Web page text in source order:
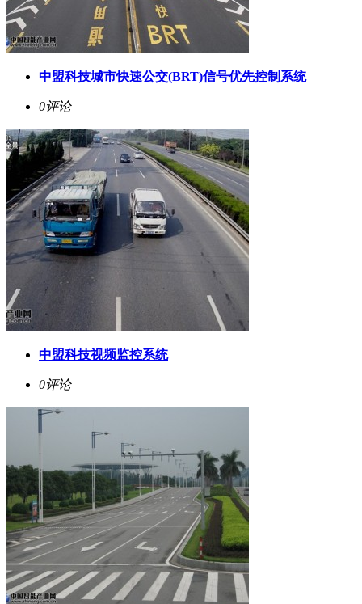
中盟科技城市快速公交(BRT)信号优先控制系统
0评论
中盟科技视频监控系统
0评论